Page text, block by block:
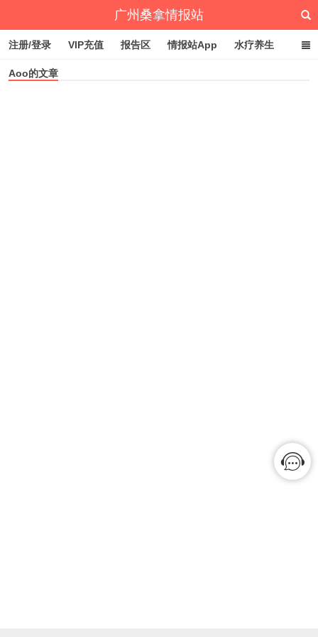
广州桑拿情报站
注册/登录 VIP充值 报告区 情报站App 水疗养生
深圳桑拿情报站
Aoo的文章